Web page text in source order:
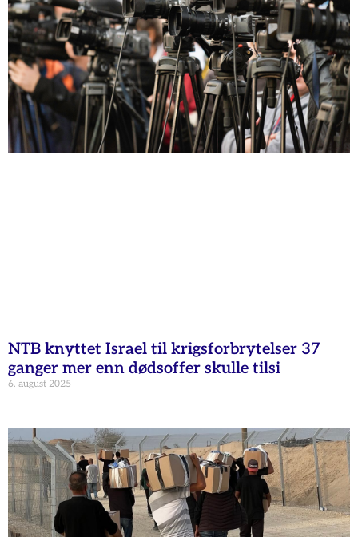
NTB knyttet Israel til krigsforbrytelser 37
ganger mer enn dødsoffer skulle tilsi
6. august 2025